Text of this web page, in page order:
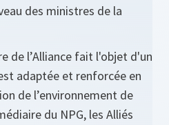
des ministres de la
de l’Alliance fait l'objet d'un
adaptée et renforcée en
de l’environnement de
du NPG, les Alliés